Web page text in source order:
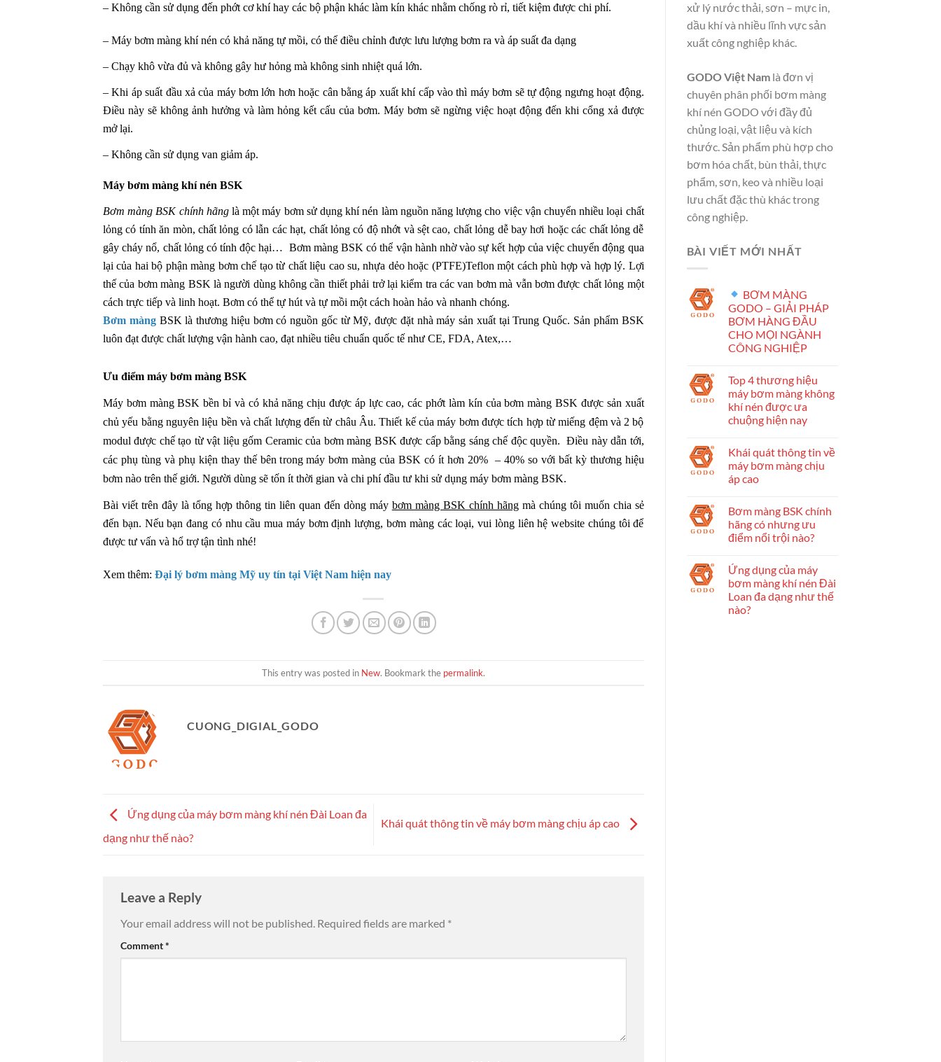
– Không cần sử dụng đến phớt cơ khí hay các bộ phận khác làm kín khác nhằm chống rò rỉ, tiết kiệm được chi phí.
– Máy bơm màng khí nén có khả năng tự mồi, có thể điều chỉnh được lưu lượng bơm ra và áp suất đa dạng
– Chạy khô vừa đủ và không gây hư hỏng mà không sinh nhiệt quá lớn.
– Khi áp suất đầu xả của máy bơm lớn hơn hoặc cân bằng áp xuất khí cấp vào thì máy bơm sẽ tự động ngưng hoạt động.
Điều này sẽ không ảnh hưởng và làm hỏng kết cấu của bơm. Máy bơm sẽ ngừng việc hoạt động đến khi cổng xả được
mở lại.
– Không cần sử dụng van giảm áp.
Máy bơm màng khí nén BSK
Bơm màng BSK chính hãnglà một máy bơm sử dụng khí nén làm nguồn năng lượng cho việc vận chuyển nhiều loại chất
lỏng có tính ăn mòn, chất lỏng có lẫn các hạt, chất lỏng có độ nhớt và sệt cao, chất lỏng dễ bay hơi hoặc các chất lỏng dễ
gây cháy nổ, chất lỏng có tính độc hại… Bơm màng BSK có thể vận hành nhờ vào sự kết hợp của việc chuyển động qua
lại của hai bộ phận màng bơm chế tạo từ chất liệu cao su, nhựa dẻo hoặc (PTFE)Teflon một cách phù hợp và hợp lý. Lợi
thế của bơm màng BSK là người dùng không cần thiết phải trở lại kiểm tra các van bơm mà vẫn bơm được chất lỏng một
cách trực tiếp và linh hoạt. Bơm có thể tự hút và tự mồi một cách hoàn hảo và nhanh chóng.
Bơm màngBSK là thương hiệu bơm có nguồn gốc từ Mỹ, được đặt nhà máy sản xuất tại Trung Quốc. Sản phẩm BSK
luôn đạt được chất lượng vận hành cao, đạt nhiều tiêu chuẩn quốc tế như CE, FDA, Atex,…
Ưu điểm máy bơm màng BSK
Máy bơm màng BSK bền bỉ và có khả năng chịu được áp lực cao, các phớt làm kín của bơm màng BSK được sản xuất
chủ yếu bằng nguyên liệu bền và chất lượng đến từ châu Âu. Thiết kế của máy bơm được tích hợp từ miếng đệm và 2 bộ
modul được chế tạo từ vật liệu gốm Ceramic của bơm màng BSK được cấp bằng sáng chế độc quyền. Điều này dẫn tới,
các phụ tùng và phụ kiện thay thế bên trong máy bơm màng của BSK có ít hơn 20% – 40% so với bất kỳ thương hiệu
bơm nào trên thế giới. Người dùng sẽ tốn ít thời gian và chi phí đầu tư khi sử dụng máy bơm màng BSK.
Bài viết trên đây là tổng hợp thông tin liên quan đến dòng máy bơm màng BSK chính hãngmà chúng tôi muốn chia sẻ
đến bạn. Nếu bạn đang có nhu cầu mua máy bơm định lượng, bơm màng các loại, vui lòng liên hệ website chúng tôi để
được tư vấn và hổ trợ tận tình nhé!
Xem thêm: Đại lý bơm màng Mỹ uy tín tại Việt Nam hiện nay
This entry was posted in New. Bookmark the permalink.
CUONG_DIGIAL_GODO
Ứng dụng của máy bơm màng khí nén Đài Loan đa
dạng như thế nào?
Khái quát thông tin về máy bơm màng chịu áp cao
Leave a Reply
Your email address will not be published. Required fields are marked *
Comment*
xử lý nước thải, sơn – mực in,
dầu khí và nhiều lĩnh vực sản
xuất công nghiệp khác.
GODO Việt Namlà đơn vị
chuyên phân phối bơm màng
khí nén GODO với đầy đủ
chủng loại, vật liệu và kích
thước. Sản phẩm phù hợp cho
bơm hóa chất, bùn thải, thực
phẩm, sơn, keo và nhiều loại
lưu chất đặc thù khác trong
công nghiệp.
BÀI VIẾT MỚI NHẤT
BƠM MÀNG
GODO – GIẢI PHÁP
BƠM HÀNG ĐẦU
CHO MỌI NGÀNH
CÔNG NGHIỆP
Top 4 thương hiệu
máy bơm màng không
khí nén được ưa
chuộng hiện nay
Khái quát thông tin về
máy bơm màng chịu
áp cao
Bơm màng BSK chính
hãng có nhưng ưu
điểm nổi trội nào?
Ứng dụng của máy
bơm màng khí nén Đài
Loan đa dạng như thế
nào?